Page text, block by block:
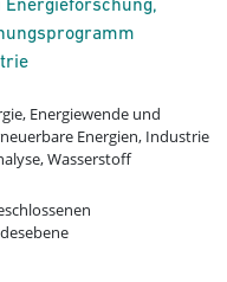
Energiewende und
Energien, Industrie
Wasserstoff